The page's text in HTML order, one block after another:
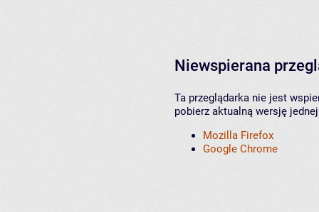
Niewspierana
Ta przeglądarka nie jest
pobierz aktualną wersję
Mozilla Firefox
Google Chrome